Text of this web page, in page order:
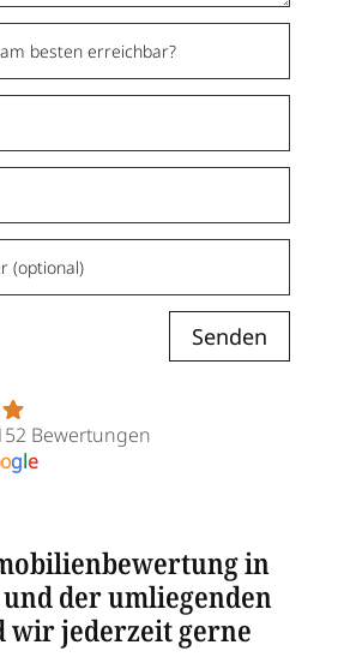
Senden
Bewertungen
ogle
in
der umliegenden
wir jederzeit gerne